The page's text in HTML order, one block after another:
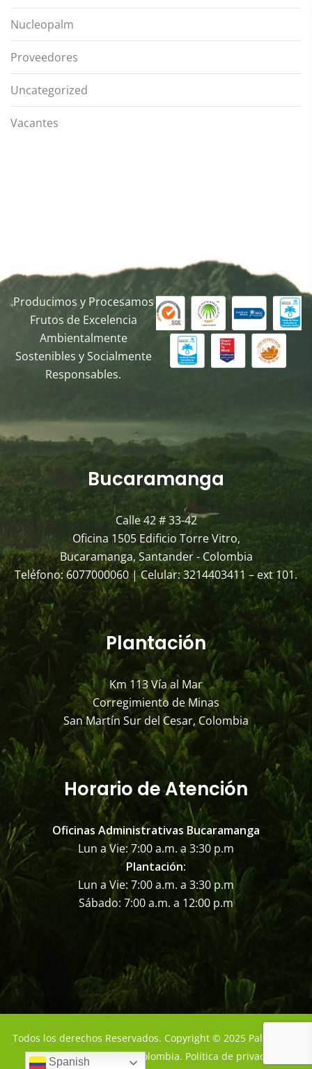
Nucleopalm
Proveedores
Uncategorized
Vacantes
Producimos y Procesamos
Frutos de Excelencia
Ambientalmente
Sostenibles y Socialmente
Responsables.
Bucaramanga
Calle 42 # 33-42
Oficina 1505 Edificio Torre Vitro,
Bucaramanga, Santander - Colombia
Teléfono: 6077000060 | Celular: 3214403411 – ext 101.
Plantación
Km 113 Vía al Mar
Corregimiento de Minas
San Martín Sur del Cesar, Colombia
Horario de Atención
Oficinas Administrativas Bucaramanga
Lun a Vie: 7:00 a.m. a 3:30 p.m
Plantación:
Lun a Vie: 7:00 a.m. a 3:30 p.m
Sábado: 7:00 a.m. a 12:00 p.m
Todos los derechos Reservados. Copyright © 2025 Palmas del
Cesar - Bucaramanga - Colombia. Política de privacidad
Spanish